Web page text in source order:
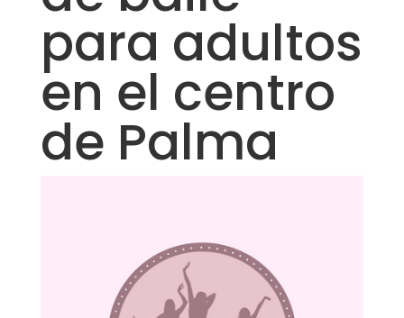
para adultos
en el centro
de Palma